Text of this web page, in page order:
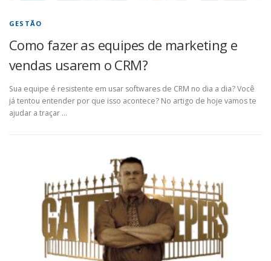
GESTÃO
Como fazer as equipes de marketing e
vendas usarem o CRM?
Sua equipe é resistente em usar softwares de CRM no dia a dia? Você
já tentou entender por que isso acontece? No artigo de hoje vamos te
ajudar a traçar …